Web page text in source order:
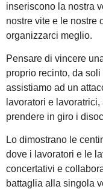
inseriscono la nostra
nostre vite e le nostre
organizzarci meglio.
Pensare di vincere
proprio recinto, da
assistiamo ad un
lavoratori e
prendere in giro i
Lo dimostrano le
dove i lavoratori e le
concertativi e
battaglia alla singola